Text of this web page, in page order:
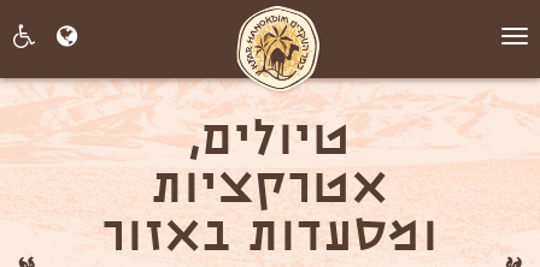
תפריט
טיולים,
אטרקציות
ומסעדות באזור